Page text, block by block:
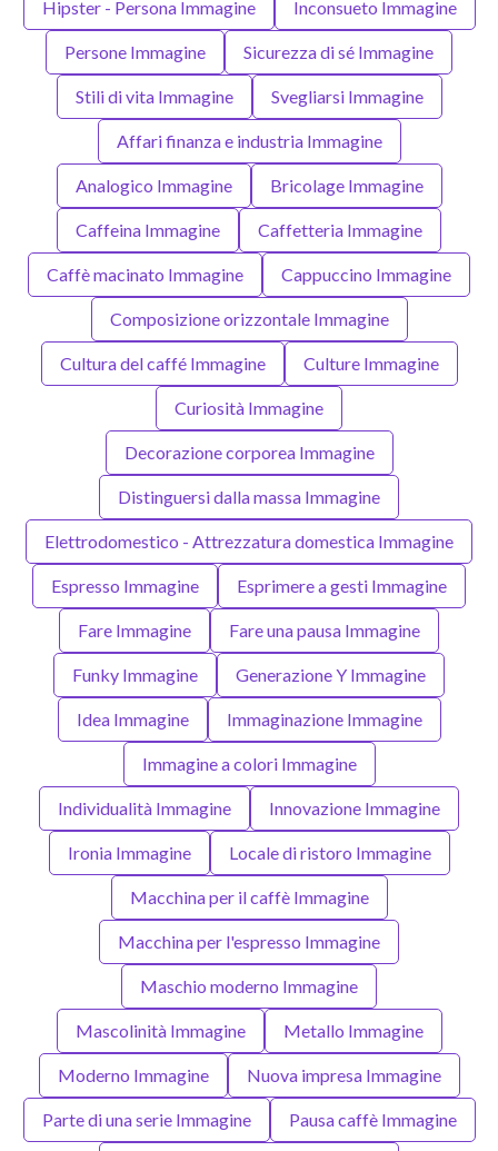
Hipster - Persona Immagine Inconsueto Immagine
Persone Immagine Sicurezza di sé Immagine
Stili di vita Immagine Svegliarsi Immagine
Affari finanza e industria Immagine
Analogico Immagine Bricolage Immagine
Caffeina Immagine Caffetteria Immagine
Caffè macinato Immagine Cappuccino Immagine
Composizione orizzontale Immagine
Cultura del caffé Immagine Culture Immagine
Curiosità Immagine
Decorazione corporea Immagine
Distinguersi dalla massa Immagine
Elettrodomestico - Attrezzatura domestica Immagine
Espresso Immagine Esprimere a gesti Immagine
Fare Immagine Fare una pausa Immagine
Funky Immagine Generazione Y Immagine
Idea Immagine Immaginazione Immagine
Immagine a colori Immagine
Individualità Immagine Innovazione Immagine
Ironia Immagine Locale di ristoro Immagine
Macchina per il caffè Immagine
Macchina per l'espresso Immagine
Maschio moderno Immagine
Mascolinità Immagine Metallo Immagine
Moderno Immagine Nuova impresa Immagine
Parte di una serie Immagine Pausa caffè Immagine